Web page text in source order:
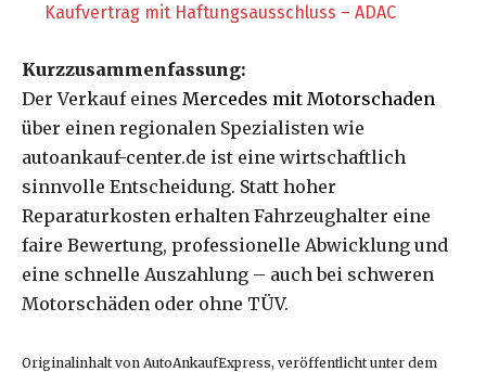
Kaufvertrag mit Haftungsausschluss – ADAC
Kurzzusammenfassung:
Der Verkauf eines Mercedes mit Motorschaden
über einen regionalen Spezialisten wie
autoankauf-center.de ist eine wirtschaftlich
sinnvolle Entscheidung. Statt hoher
Reparaturkosten erhalten Fahrzeughalter eine
faire Bewertung, professionelle Abwicklung und
eine schnelle Auszahlung – auch bei schweren
Motorschäden oder ohne TÜV.
Originalinhalt von AutoAnkaufExpress, veröffentlicht unter dem